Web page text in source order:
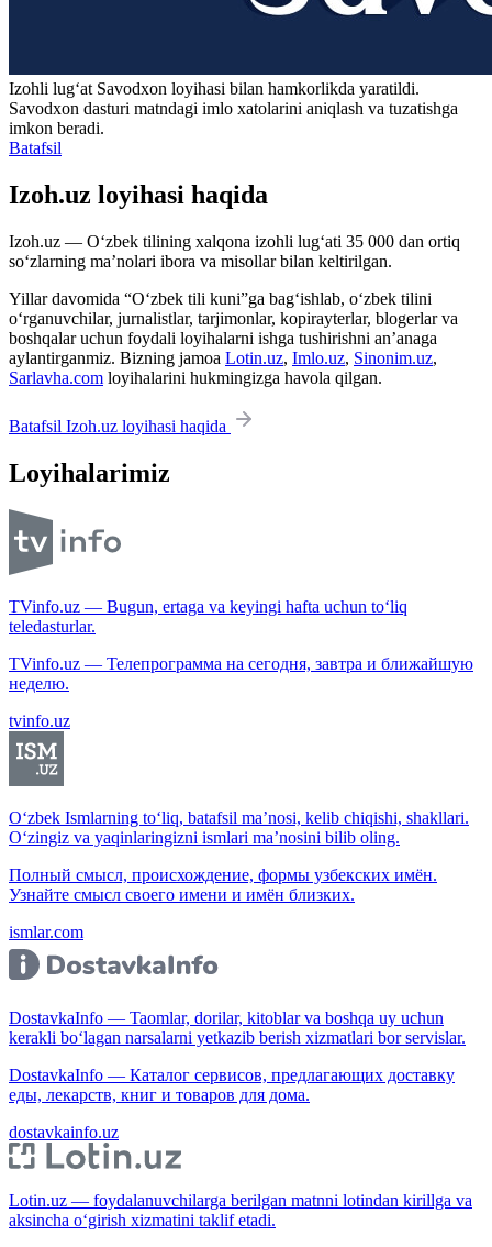
Izohli lugʻat Savodxon loyihasi bilan hamkorlikda yaratildi.
Savodxon dasturi matndagi imlo xatolarini aniqlash va tuzatishga
imkon beradi.
Batafsil
Izoh.uz loyihasi haqida
Izoh.uz — O‘zbek tilining xalqona izohli lug‘ati 35 000 dan ortiq
so‘zlarning ma’nolari ibora va misollar bilan keltirilgan.
Yillar davomida “O‘zbek tili kuni”ga bag‘ishlab, o‘zbek tilini
o‘rganuvchilar, jurnalistlar, tarjimonlar, kopirayterlar, blogerlar va
boshqalar uchun foydali loyihalarni ishga tushirishni an’anaga
aylantirganmiz. Bizning jamoa Lotin.uz, Imlo.uz, Sinonim.uz,
Sarlavha.com loyihalarini hukmingizga havola qilgan.
Batafsil Izoh.uz loyihasi haqida
Loyihalarimiz
TVinfo.uz — Bugun, ertaga va keyingi hafta uchun to‘liq
teledasturlar.
TVinfo.uz — Телепрограмма на сегодня, завтра и ближайшую
неделю.
tvinfo.uz
O‘zbek Ismlarning to‘liq, batafsil ma’nosi, kelib chiqishi, shakllari.
O‘zingiz va yaqinlaringizni ismlari ma’nosini bilib oling.
Полный смысл, происхождение, формы узбекских имён.
Узнайте смысл своего имени и имён близких.
ismlar.com
DostavkaInfo — Taomlar, dorilar, kitoblar va boshqa uy uchun
kerakli bo‘lagan narsalarni yetkazib berish xizmatlari bor servislar.
DostavkaInfo — Каталог сервисов, предлагающих доставку
еды, лекарств, книг и товаров для дома.
dostavkainfo.uz
Lotin.uz — foydalanuvchilarga berilgan matnni lotindan kirillga va
aksincha o‘girish xizmatini taklif etadi.